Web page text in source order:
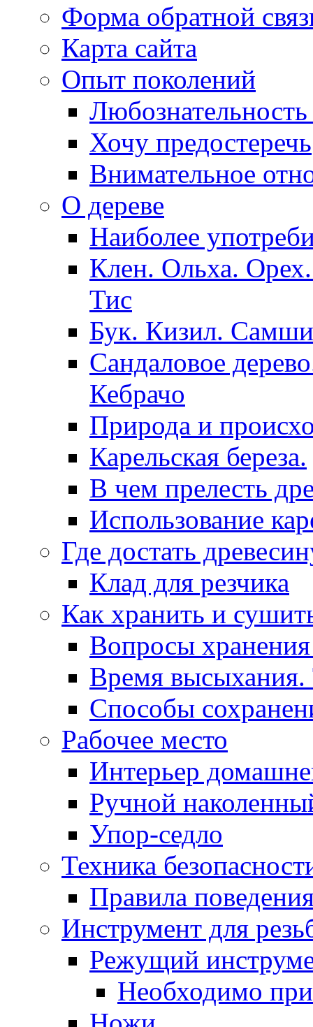
Форма обратной
Карта сайта
Опыт поколений
Любознательность
Хочу предостеречь
Внимательное
О дереве
Наиболее
Клен. Ольха.
Тис
Бук. Кизил.
Сандаловое
Кебрачо
Природа и
Карельская береза.
В чем прелесть
Использование
Где достать
Клад для резчика
Как хранить и
Вопросы хранения
Время
Способы
Рабочее место
Интерьер
Ручной
Упор-седло
Техника
Правила
Инструмент для
Режущий
Необходимо